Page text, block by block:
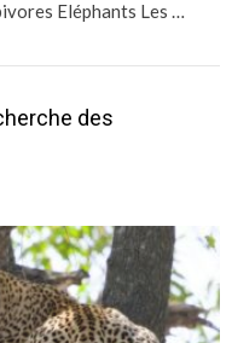
Eléphants Les …
des